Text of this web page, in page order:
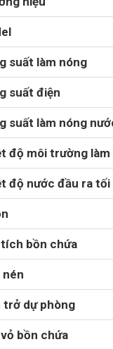
suất làm nóng
suất điện
suất làm nóng
độ môi trường làm
độ nước đầu ra tối
bồn chứa
nén
trở dự phòng
bồn chứa